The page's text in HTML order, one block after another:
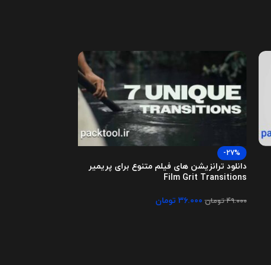
-27%
دانلود ترانزیشن های فیلم متنوع برای پریمیر
Film Grit Transitions
۴۹.۰۰۰تومان ۳۶.۰۰۰ تومان